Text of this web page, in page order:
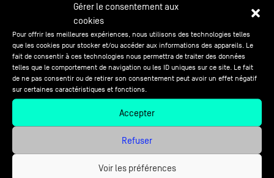
Gérer le consentement aux
cookies
Pour offrir les meilleures expériences, nous utilisons des technologies telles
que les cookies pour stocker et/ou accéder aux informations des appareils. Le
fait de consentir à ces technologies nous permettra de traiter des données
telles que le comportement de navigation ou les ID uniques sur ce site. Le fait
de ne pas consentir ou de retirer son consentement peut avoir un effet négatif
sur certaines caractéristiques et fonctions.
Accepter
Refuser
Voir les préférences